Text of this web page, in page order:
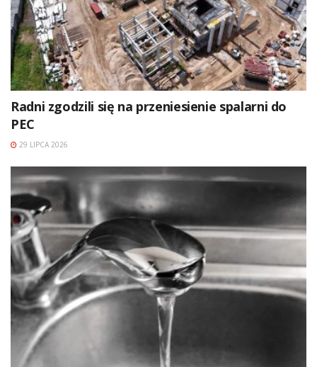
Radni zgodzili się na przeniesienie spalarni do
PEC
29 LIPCA 2026